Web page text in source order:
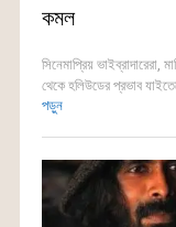
কমল
সিনেমাপ্রিয় ভাইব্রাদারেরা,
থেকে হলিউডের প্রভাব
পড়ুন